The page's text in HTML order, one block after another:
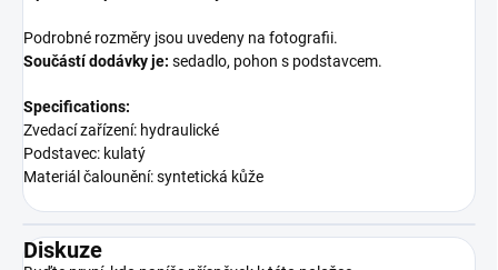
Podrobné rozměry jsou uvedeny na fotografii.
Součástí dodávky je: sedadlo, pohon s podstavcem.
Specifications:
Zvedací zařízení: hydraulické
Podstavec: kulatý
Materiál čalounění: syntetická kůže
Diskuze